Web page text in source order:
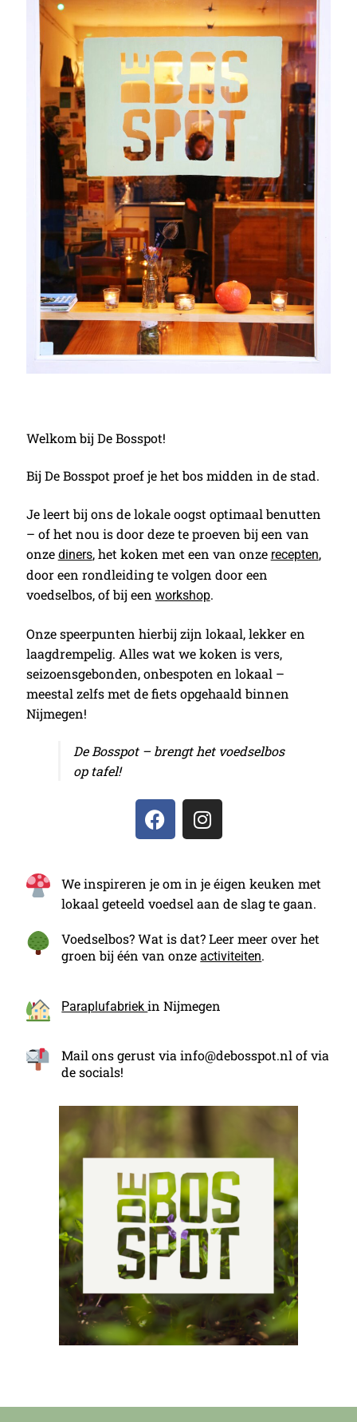
Welkom bij De Bosspot!
Bij De Bosspot proef je het bos midden in de stad.
Je leert bij ons de lokale oogst optimaal benutten
– of het nou is door deze te proeven bij een van
onze diners, het koken met een van onze recepten,
door een rondleiding te volgen door een
voedselbos, of bij een workshop.
Onze speerpunten hierbij zijn lokaal, lekker en
laagdrempelig. Alles wat we koken is vers,
seizoensgebonden, onbespoten en lokaal –
meestal zelfs met de fiets opgehaald binnen
Nijmegen!
De Bosspot – brengt het voedselbos
op tafel!
We inspireren je om in je éigen keuken met
lokaal geteeld voedsel aan de slag te gaan.
Voedselbos? Wat is dat? Leer meer over het
groen bij één van onzeactiviteiten.
Paraplufabriekin Nijmegen
Mail ons gerust via info@debosspot.nl of via
de socials!